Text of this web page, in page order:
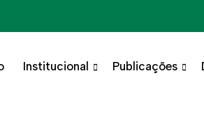
Institucional Publicações